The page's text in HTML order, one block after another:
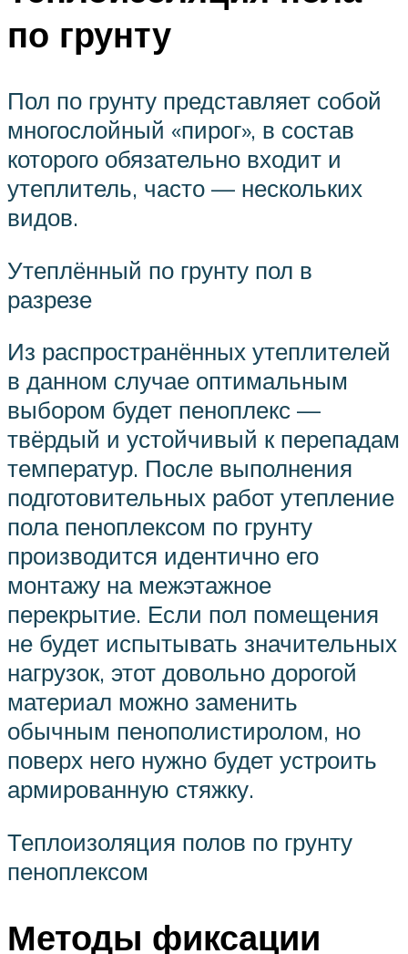
по грунту
Пол по грунту представляет собой
многослойный «пирог», в состав
которого обязательно входит и
утеплитель, часто — нескольких
видов.
Утеплённый по грунту пол в
разрезе
Из распространённых утеплителей
в данном случае оптимальным
выбором будет пеноплекс —
твёрдый и устойчивый к перепадам
температур. После выполнения
подготовительных работ утепление
пола пеноплексом по грунту
производится идентично его
монтажу на межэтажное
перекрытие. Если пол помещения
не будет испытывать значительных
нагрузок, этот довольно дорогой
материал можно заменить
обычным пенополистиролом, но
поверх него нужно будет устроить
армированную стяжку.
Теплоизоляция полов по грунту
пеноплексом
Методы фиксации